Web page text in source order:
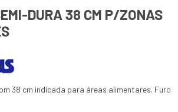
DURA 38 CM P/ZONAS
38 cm indicada para áreas alimentares. Furo